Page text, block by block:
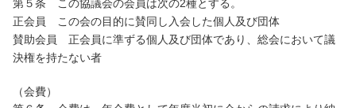
第５条 この協議会の会員は次の2種とする。
正会員 この会の目的に賛同し入会した個人及び団体
賛助会員 正会員に準ずる個人及び団体であり、総会において議
決権を持たない者
（会費）